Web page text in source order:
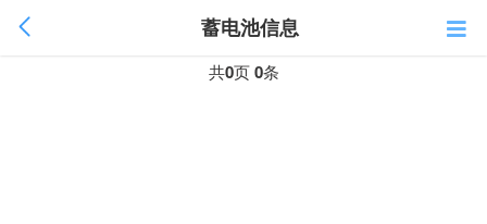
蓄电池信息
共0页0条